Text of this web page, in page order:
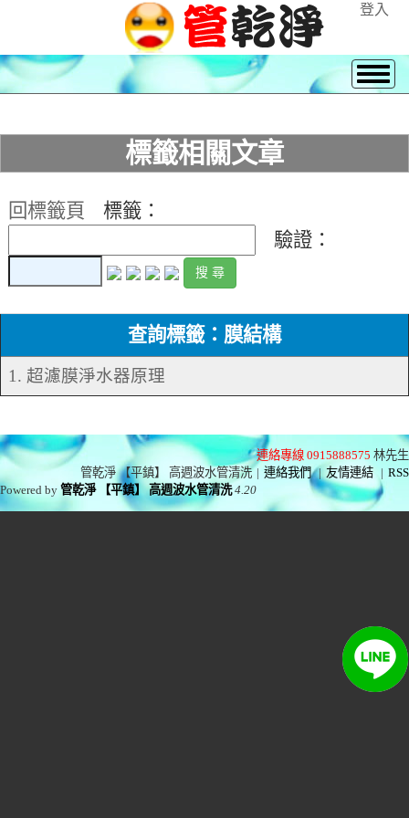
登入
標籤相關文章
回標籤頁
標籤：
驗證：
查詢標籤：膜結構
1. 超濾膜淨水器原理
連絡專線 0915888575 林先生
管乾淨 【平鎮】 高週波水管清洗 | 連絡我們 | 友情連結 | RSS
Powered by管乾淨 【平鎮】 高週波水管清洗 4.20